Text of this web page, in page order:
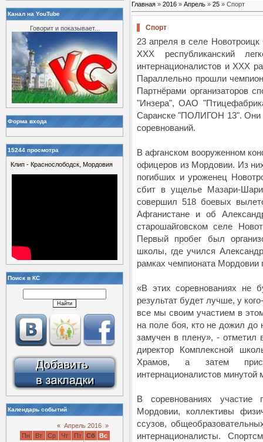
Канал на YouTube
Говорит и показывает...
Форма входа
15244 просмотра
Клип - Краснослободск, Мордовия
Поиск в КС
Календарь событий
« Апрель 2016 »
Пн
Вт Ср Чт Пт Сб
Вс
Главная » 2016 » Апрель » 25 » Спорт
Спорт
23 апреля в селе
XXX республиканский
интернационалистов и XXX
Параллельно прошли
Партнёрами организаторов
"Инзера", ОАО
Саранске "ПОЛИГОН 13". Они
соревнований.
В афганском вооруженном
офицеров из Мордовии. Из
погибших и уроженец
сбит в ущелье Мазари-
совершил 518 боевых
Афганистане и об
старошайговском селе
Первый пробег был
школы, где учился
рамках чемпионата Мордовии
«В этих соревнованиях не
результат будет лучше, у
все мы своим участием в
на поле боя, кто не дожил
замучен в плену», - отметил
директор Комплексной
Храмов, а затем
интернационалистов минутой
В соревнованиях участие
Мордовии, коллективы
ссузов,
интернационалисты.